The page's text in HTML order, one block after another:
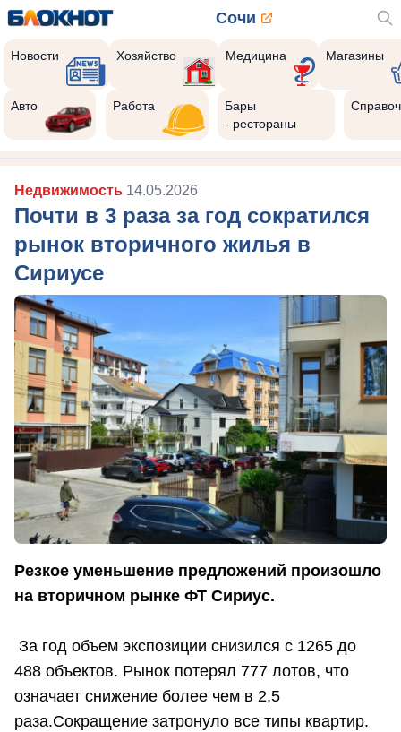
Сочи
Новости Хозяйство Медицина Магазины
Авто Работа
Бары
- рестораны
Недвижимость 14.05.2026
Почти в 3 раза за год сократился
рынок вторичного жилья в
Сириусе
Резкое уменьшение предложений произошло
на вторичном рынке ФТ Сириус.
За год объем экспозиции снизился с 1265 до
488 объектов. Рынок потерял 777 лотов, что
означает снижение более чем в 2,5
раза.Сокращение затронуло все типы квартир.